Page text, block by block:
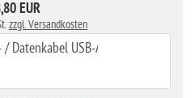
EUR
zzgl. Versandkosten